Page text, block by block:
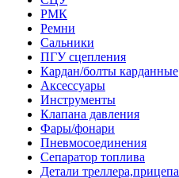
РМК
Ремни
Сальники
ПГУ сцепления
Кардан/болты карданные
Аксессуары
Инструменты
Клапана давления
Фары/фонари
Пневмосоединения
Сепаратор топлива
Детали треллера,прицепа